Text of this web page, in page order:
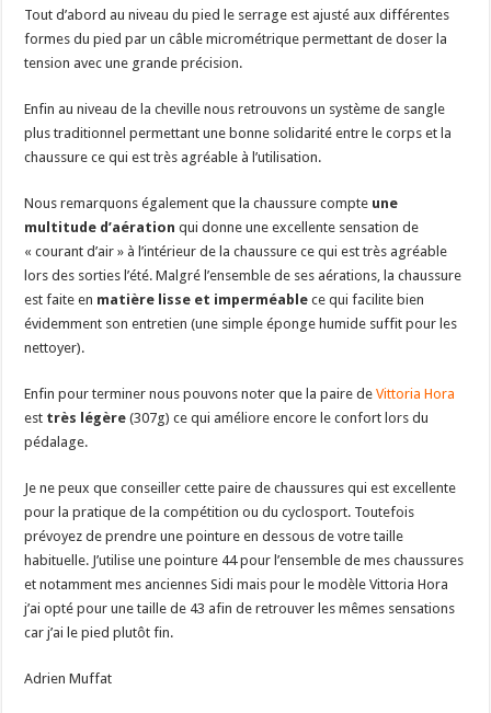
Tout d’abord au niveau du pied le serrage est ajusté aux différentes
formes du pied par un câble micrométrique permettant de doser la
tension avec une grande précision.
Enfin au niveau de la cheville nous retrouvons un système de sangle
plus traditionnel permettant une bonne solidarité entre le corps et la
chaussure ce qui est très agréable à l’utilisation.
Nous remarquons également que la chaussure compte une
multitude d’aération qui donne une excellente sensation de
« courant d’air » à l’intérieur de la chaussure ce qui est très agréable
lors des sorties l’été. Malgré l’ensemble de ses aérations, la chaussure
est faite en matière lisse et imperméable ce qui facilite bien
évidemment son entretien (une simple éponge humide suffit pour les
nettoyer).
Enfin pour terminer nous pouvons noter que la paire deVittoria Hora
est très légère (307g) ce qui améliore encore le confort lors du
pédalage.
Je ne peux que conseiller cette paire de chaussures qui est excellente
pour la pratique de la compétition ou du cyclosport. Toutefois
prévoyez de prendre une pointure en dessous de votre taille
habituelle. J’utilise une pointure 44 pour l’ensemble de mes chaussures
et notamment mes anciennes Sidi mais pour le modèle Vittoria Hora
j’ai opté pour une taille de 43 afin de retrouver les mêmes sensations
car j’ai le pied plutôt fin.
Adrien Muffat